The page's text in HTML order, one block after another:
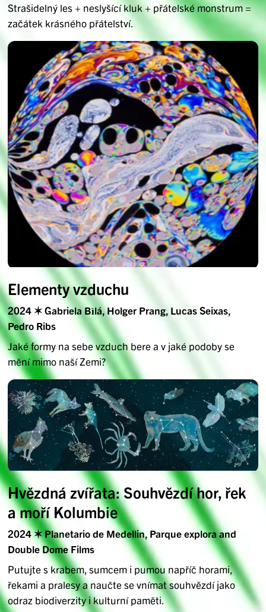
Strašidelný les + neslyšící kluk + přátelské monstrum =
začátek krásného přátelství.
Elementy vzduchu
2024 ✶ Gabriela Bìlá, Holger Prang, Lucas Seixas,
Pedro Ribs
Jaké formy na sebe vzduch bere a v jaké podoby se
mění mimo naší Zemi?
Hvězdná zvířata: Souhvězdí hor, řek
a moří Kolumbie
2024 ✶ Planetario de Medellin, Parque explora and
Double Dome Films
Putujte s krabem, sumcem i pumou napříč horami,
řekami a pralesy a naučte se vnímat souhvězdí jako
odraz biodiverzity i kulturní paměti.